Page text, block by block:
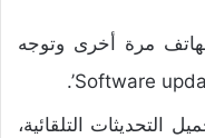
مرة أخرى وتوجه
التحديثات التلقائية،